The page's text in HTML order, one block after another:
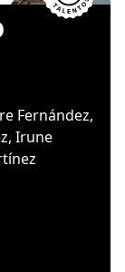
Fernández,
Irune